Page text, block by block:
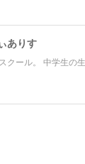
ありす
クール。 中学生の